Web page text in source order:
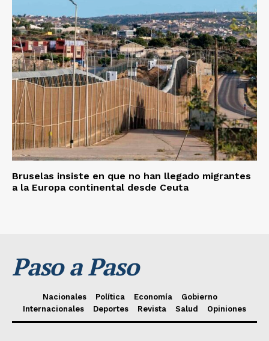
Bruselas insiste en que no han llegado migrantes
a la Europa continental desde Ceuta
Paso a Paso
Nacionales Política Economía
Gobierno
Internacionales
Deportes Revista Salud Opiniones